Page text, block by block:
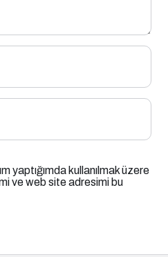
yaptığımda kullanılmak üzere
ve web site adresimi bu